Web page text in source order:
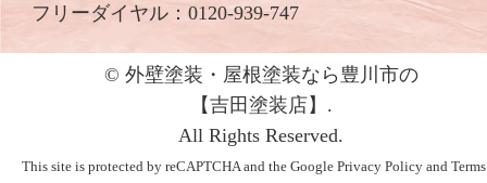
フリーダイヤル： 0120-939-747
© 外壁塗装・屋根塗装なら豊川市の
【吉⽥塗装店】.
All Rights Reserved.
This site is protected by reCAPTCHA and the Google Privacy Policyand